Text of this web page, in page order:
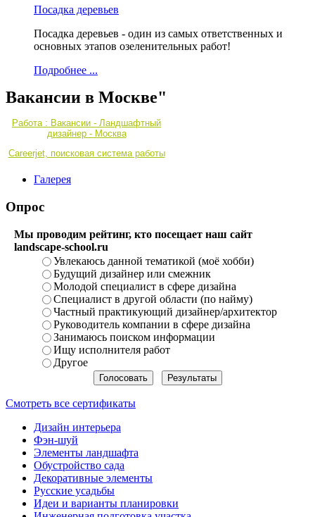
Посадка деревьев
Посадка деревьев - один из самых ответственных и
основных этапов озеленительных работ!
Подробнее ...
Вакансии в Москве"
Работа : Вакансии - Ландшафтный
дизайнер - Москва
Careerjet, поисковая система работы
Галерея
Опрос
Мы проводим рейтинг, кто посещает наш сайт
landscape-school.ru
Увлекаюсь данной тематикой (моё хобби)
Будущий дизайнер или смежник
Молодой специалист в сфере дизайна
Специалист в другой области (по найму)
Частный практикующий дизайнер/архитектор
Руководитель компании в сфере дизайна
Занимаюсь поиском информации
Ищу исполнителя работ
Другое
Смотреть все сертификаты
Дизайн интерьера
Фэн-шуй
Элементы ландшафта
Обустройство сада
Декоративные элементы
Русские усадьбы
Идеи и варианты планировки